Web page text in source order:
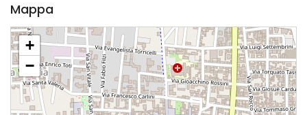
Mappa
+
−